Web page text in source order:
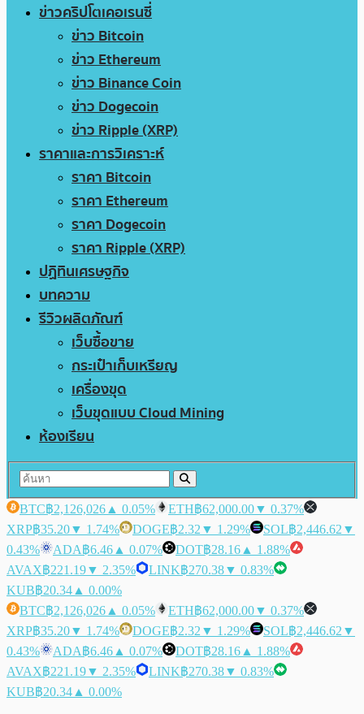
ข่าวคริปโตเคอเรนซี่
ข่าว Bitcoin
ข่าว Ethereum
ข่าว Binance Coin
ข่าว Dogecoin
ข่าว Ripple (XRP)
ราคาและการวิเคราะห์
ราคา Bitcoin
ราคา Ethereum
ราคา Dogecoin
ราคา Ripple (XRP)
ปฏิทินเศรษฐกิจ
บทความ
รีวิวผลิตภัณฑ์
เว็บซื้อขาย
กระเป๋าเก็บเหรียญ
เครื่องขุด
เว็บขุดแบบ Cloud Mining
ห้องเรียน
BTC฿2,126,026 ▲ 0.05% ETH฿62,000.00▼ 0.37%
XRP฿35.20▼ 1.74% DOGE฿2.32 ▼ 1.29% SOL฿2,446.62 ▼
0.43%
ADA฿6.46 ▲ 0.07% DOT฿28.16 ▲ 1.88%
AVAX฿221.19▼ 2.35% LINK฿270.38▼ 0.83%
KUB฿20.34 ▲ 0.00%
BTC฿2,126,026 ▲ 0.05% ETH฿62,000.00▼ 0.37%
XRP฿35.20▼ 1.74% DOGE฿2.32 ▼ 1.29% SOL฿2,446.62 ▼
0.43%
ADA฿6.46 ▲ 0.07% DOT฿28.16 ▲ 1.88%
AVAX฿221.19▼ 2.35% LINK฿270.38▼ 0.83%
KUB฿20.34 ▲ 0.00%